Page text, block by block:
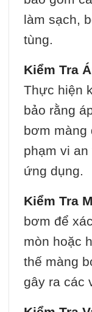
làm sạch,
tùng.
Kiểm Tra
Thực hiện
bảo rằng
bơm màng
phạm vi
ứng dụng.
Kiểm Tra
bơm để
mòn hoặc
thế màng
gây ra các